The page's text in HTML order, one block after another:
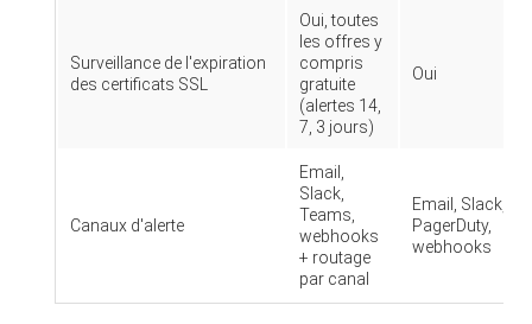
Surveillance de l'expiration
des certificats SSL
Oui, toutes
les offres y
compris
gratuite
(alertes 14,
7, 3 jours)
Oui
Canaux d'alerte
Email,
Slack,
Teams,
webhooks
+ routage
par canal
Email, Slack,
PagerDuty,
webhooks